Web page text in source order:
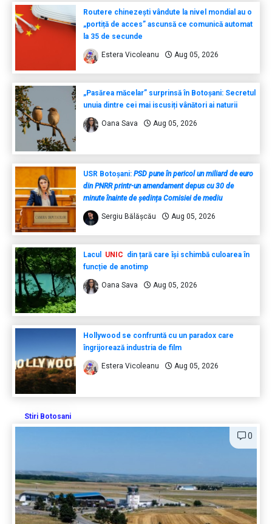
Routere chinezești vândute la nivel mondial au o
„portiță de acces” ascunsă ce comunică automat
la 35 de secunde
Estera Vicoleanu Aug 05, 2026
„Pasărea măcelar” surprinsă în Botoșani: Secretul
unuia dintre cei mai iscusiți vânători ai naturii
Oana Sava Aug 05, 2026
USR Botoșani: PSD pune în pericol un miliard de euro
din PNRR printr-un amendament depus cu 30 de
minute înainte de ședința Comisiei de mediu
Sergiu Bălășcău Aug 05, 2026
Lacul UNIC din țară care își schimbă culoarea în
funcție de anotimp
Oana Sava Aug 05, 2026
Hollywood se confruntă cu un paradox care
îngrijorează industria de film
Estera Vicoleanu Aug 05, 2026
Stiri Botosani
0